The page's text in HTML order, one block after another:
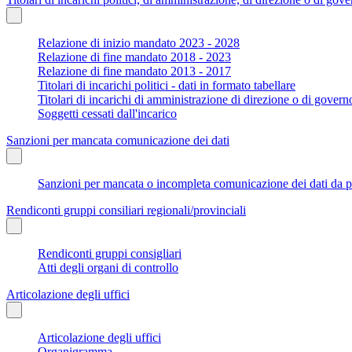
Relazione di inizio mandato 2023 - 2028
Relazione di fine mandato 2018 - 2023
Relazione di fine mandato 2013 - 2017
Titolari di incarichi politici - dati in formato tabellare
Titolari di incarichi di amministrazione di direzione o di
Soggetti cessati dall'incarico
Sanzioni per mancata comunicazione dei dati
Sanzioni per mancata o incompleta comunicazione dei dati
Rendiconti gruppi consiliari regionali/provinciali
Rendiconti gruppi consigliari
Atti degli organi di controllo
Articolazione degli uffici
Articolazione degli uffici